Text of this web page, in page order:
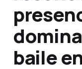
baile